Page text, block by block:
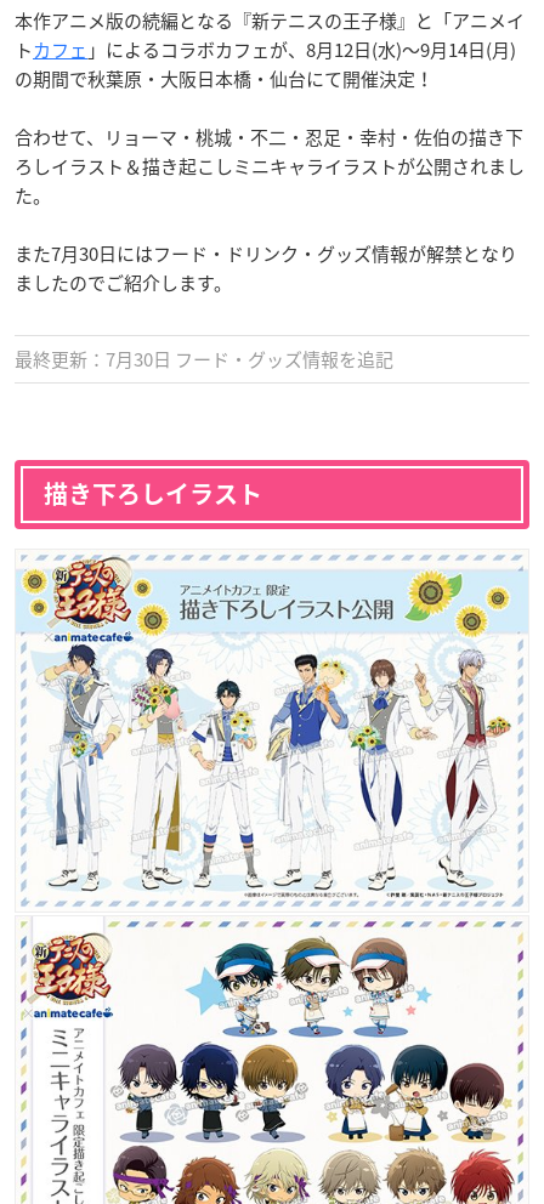
本作アニメ版の続編となる『新テニスの王子様』と「アニメイ
トカフェ 」によるコラボカフェが、8月12日(水)～9月14日(月)
の期間で秋葉原・大阪日本橋・仙台にて開催決定！
合わせて、リョーマ・桃城・不二・忍足・幸村・佐伯の描き下
ろしイラスト＆描き起こしミニキャライラストが公開されまし
た。
また7月30日にはフード・ドリンク・グッズ情報が解禁となり
ましたのでご紹介します。
最終更新：7月30日 フード・グッズ情報を追記
描き下ろしイラスト